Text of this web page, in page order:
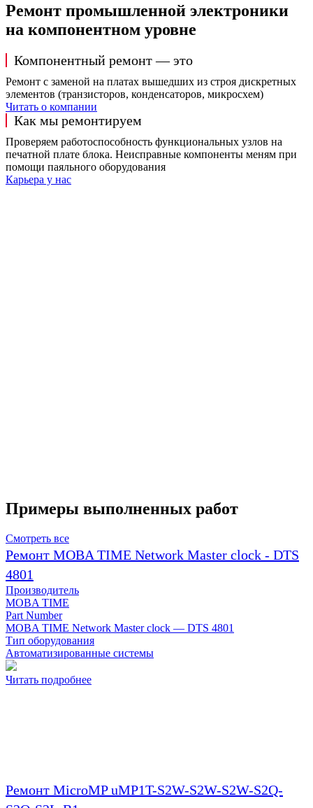
Ремонт промышленной электроники
на компонентном уровне
Компонентный ремонт — это
Ремонт с заменой на платах вышедших из строя дискретных
элементов (транзисторов, конденсаторов, микросхем)
Читать о компании
Как мы ремонтируем
Проверяем работоспособность функциональных узлов на
печатной плате блока. Неисправные компоненты меням при
помощи паяльного оборудования
Карьера у нас
Примеры выполненных работ
Смотреть все
Ремонт MOBA TIME Network Master clock - DTS
4801
Производитель
MOBA TIME
Part Number
MOBA TIME Network Master clock — DTS 4801
Тип оборудования
Автоматизированные системы
Читать подробнее
Ремонт MicroMP uMP1T-S2W-S2W-S2W-S2Q-